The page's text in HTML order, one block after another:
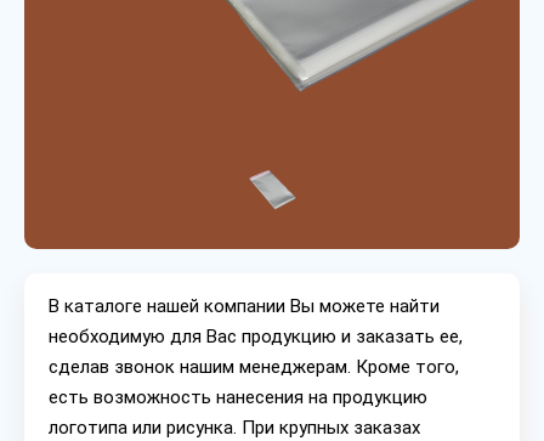
В каталоге нашей компании Вы можете найти
необходимую для Вас продукцию и заказать ее,
сделав звонок нашим менеджерам. Кроме того,
есть возможность нанесения на продукцию
логотипа или рисунка. При крупных заказах